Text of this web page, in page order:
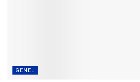
GENEL